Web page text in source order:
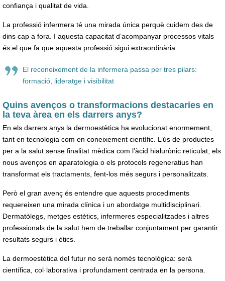
confiança i qualitat de vida.
La professió infermera té una mirada única perquè cuidem des de
dins cap a fora. I aquesta capacitat d’acompanyar processos vitals
és el que fa que aquesta professió sigui extraordinària.
El reconeixement de la infermera passa per tres pilars:
formació, lideratge i visibilitat
Quins avenços o transformacions destacaries en
la teva àrea en els darrers anys?
En els darrers anys la dermoestètica ha evolucionat enormement,
tant en tecnologia com en coneixement científic. L’ús de productes
per a la salut sense finalitat mèdica com l’àcid hialurònic reticulat, els
nous avenços en aparatologia o els protocols regeneratius han
transformat els tractaments, fent-los més segurs i personalitzats.
Però el gran avenç és entendre que aquests procediments
requereixen una mirada clínica i un abordatge multidisciplinari.
Dermatòlegs, metges estètics, infermeres especialitzades i altres
professionals de la salut hem de treballar conjuntament per garantir
resultats segurs i ètics.
La dermoestètica del futur no serà només tecnològica: serà
científica, col·laborativa i profundament centrada en la persona.